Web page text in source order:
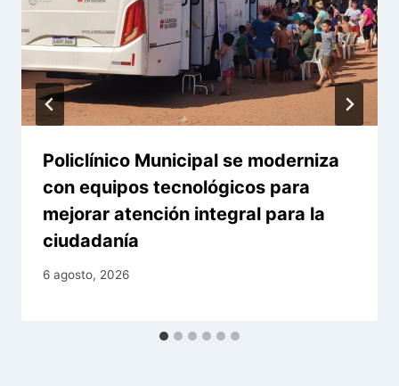
Policlínico Municipal se moderniza
con equipos tecnológicos para
mejorar atención integral para la
ciudadanía
6 agosto, 2026